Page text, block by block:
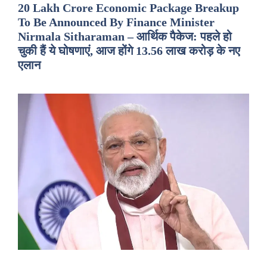
20 Lakh Crore Economic Package Breakup
To Be Announced By Finance Minister
Nirmala Sitharaman – आर्थिक पैकेज: पहले हो
चुकी हैं ये घोषणाएं, आज होंगे 13.56 लाख करोड़ के नए
एलान